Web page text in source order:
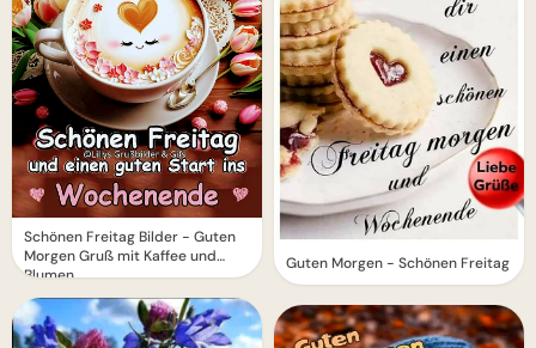
Schönen Freitag Bilder - Guten
Morgen Gruß mit Kaffee und
Blumen
Guten Morgen - Schönen Freitag